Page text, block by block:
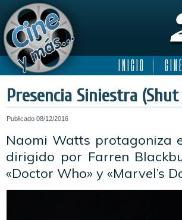
I N I C I O C I N E
Presencia Siniestra
Publicado 08/12/2016
Naomi Watts protagoniza
dirigido por Farren
«Doctor Who» y «Marvel’s